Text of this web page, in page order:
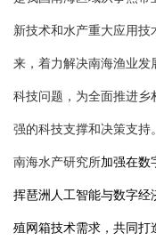
新技术和水产重大应用技
来，着力解决南海渔业发
科技问题，为全面推进乡
强的科技支撑和决策支持
南海水产研究所加强在数
挥琶洲人工智能与数字经
殖网箱技术需求，共同打